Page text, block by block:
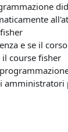
e se il
course fisher
amministratori